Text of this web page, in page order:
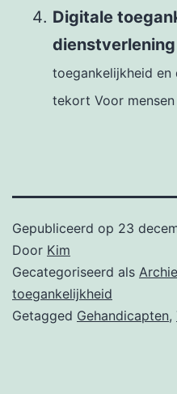
Digitale
toegankelijkheid en
tekort Voor mensen
Gepubliceerd op 23
Door Kim
Gecategoriseerd als
toegankelijkheid
Getagged Gehandicapten,